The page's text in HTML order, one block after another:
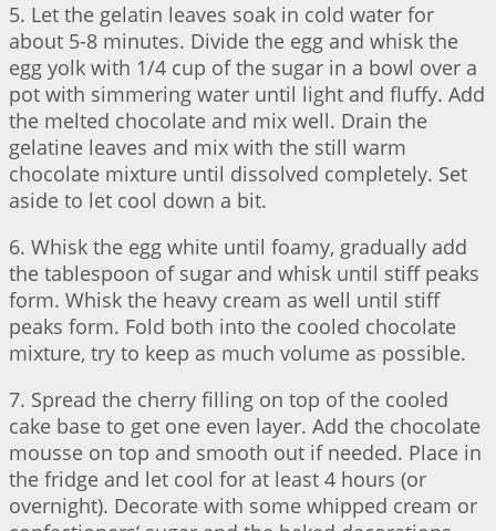
5. Let the gelatin leaves soak in cold water for
about 5-8 minutes. Divide the egg and whisk the
egg yolk with 1/4 cup of the sugar in a bowl over a
pot with simmering water until light and fluffy. Add
the melted chocolate and mix well. Drain the
gelatine leaves and mix with the still warm
chocolate mixture until dissolved completely. Set
aside to let cool down a bit.
6. Whisk the egg white until foamy, gradually add
the tablespoon of sugar and whisk until stiff peaks
form. Whisk the heavy cream as well until stiff
peaks form. Fold both into the cooled chocolate
mixture, try to keep as much volume as possible.
7. Spread the cherry filling on top of the cooled
cake base to get one even layer. Add the chocolate
mousse on top and smooth out if needed. Place in
the fridge and let cool for at least 4 hours (or
overnight). Decorate with some whipped cream or